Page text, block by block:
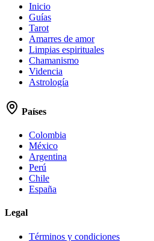
Inicio
Guías
Tarot
Amarres de amor
Limpias espirituales
Chamanismo
Videncia
Astrología
Países
Colombia
México
Argentina
Perú
Chile
España
Legal
Términos y condiciones